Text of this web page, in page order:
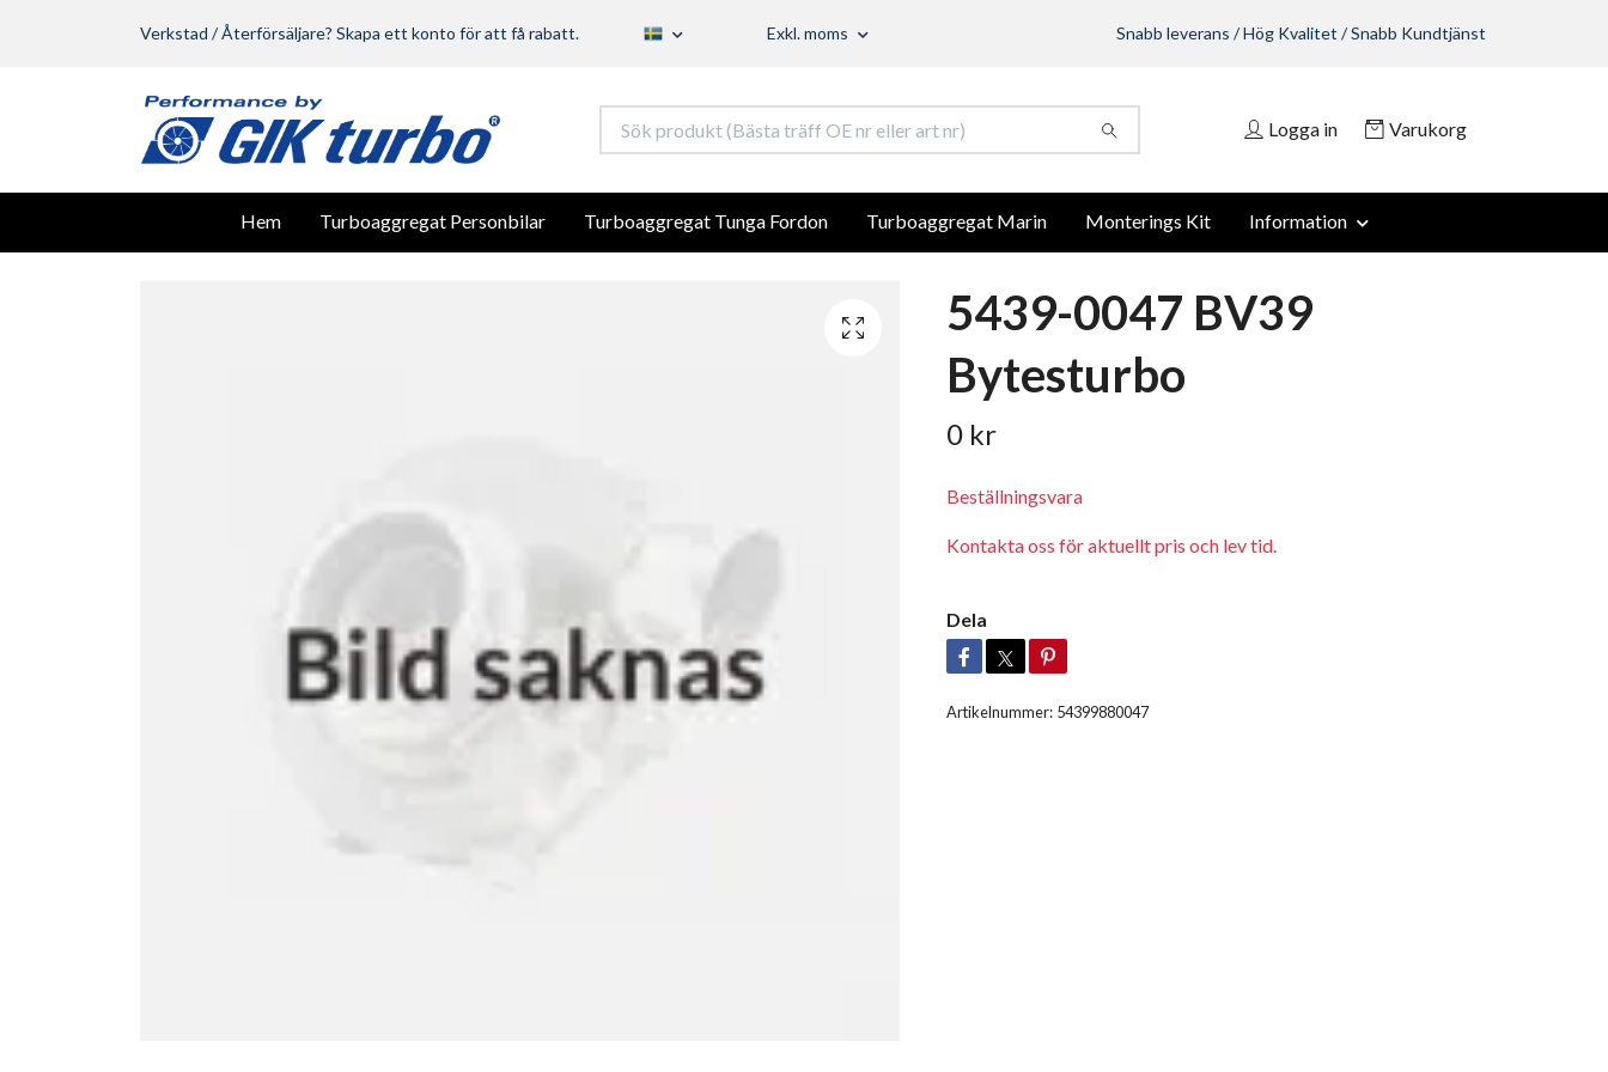
Verkstad / Återförsäljare? Skapa ett konto för att få rabatt. Exkl. moms Snabb leverans / Hög Kvalitet / Snabb Kundtjänst
Logga in Varukorg
Hem Turboaggregat Personbilar Turboaggregat Tunga Fordon Turboaggregat Marin Monterings Kit Information
5439-0047 BV39
Bytesturbo
0 kr
Beställningsvara
Kontakta oss för aktuellt pris och lev tid.
Dela
Artikelnummer: 54399880047